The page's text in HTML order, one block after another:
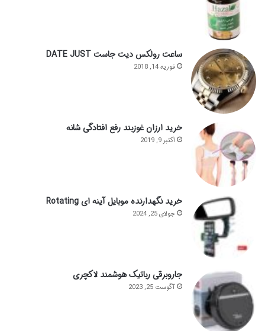
ساعت رولکس دیت جاست DATE JUST
فوریه 14, 2018
خرید ارزان غوزبند رفع افتادگی شانه
اکتبر 9, 2019
خرید نگهدارنده موبایل آینه ای Rotating
جولای 25, 2024
جاروبرقی رباتیک هوشمند لاکچری
آگوست 25, 2023